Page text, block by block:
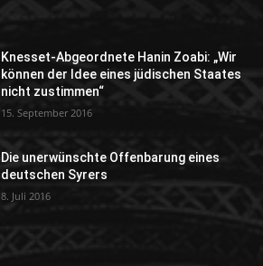
Knesset-Abgeordnete Hanin Zoabi: „Wir
können der Idee eines jüdischen Staates
nicht zustimmen“
15. September 2016
Die unerwünschte Offenbarung eines
deutschen Syrers
8. Juli 2016